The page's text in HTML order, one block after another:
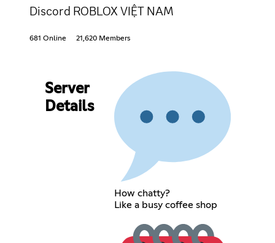
Discord ROBLOX VIỆT NAM
681 Online 21,620 Members
Server
Details
How chatty?
Like a busy coffee shop